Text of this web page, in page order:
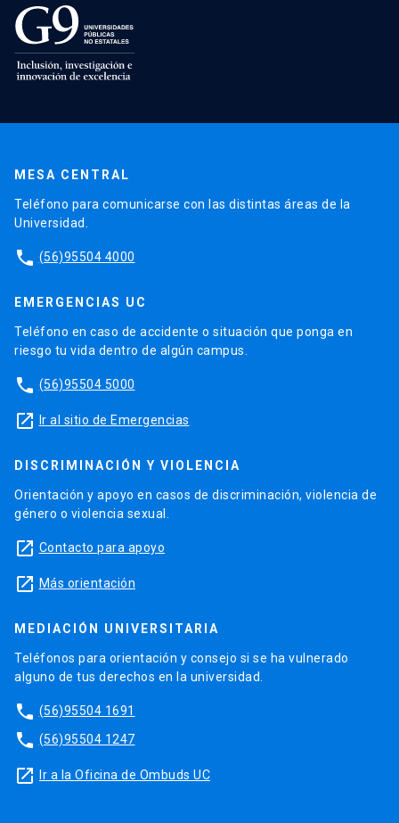
MESA CENTRAL
Teléfono para comunicarse con las distintas áreas de la
Universidad.
phone (56)95504 4000
EMERGENCIAS UC
Teléfono en caso de accidente o situación que ponga en
riesgo tu vida dentro de algún campus.
phone (56)95504 5000
launch Ir al sitio de Emergencias
DISCRIMINACIÓN Y VIOLENCIA
Orientación y apoyo en casos de discriminación, violencia de
género o violencia sexual.
launch Contacto para apoyo
launch Más orientación
MEDIACIÓN UNIVERSITARIA
Teléfonos para orientación y consejo si se ha vulnerado
alguno de tus derechos en la universidad.
phone (56)95504 1691
phone (56)95504 1247
launch Ir a la Oficina de Ombuds UC